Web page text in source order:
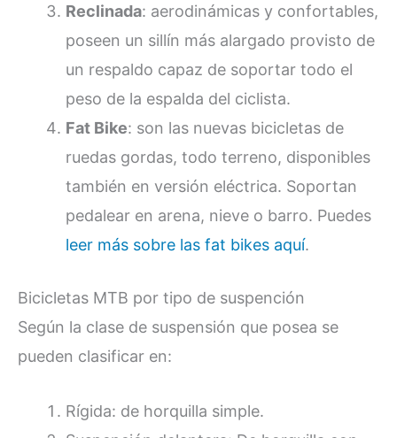
Reclinada: aerodinámicas y confortables,
poseen un sillín más alargado provisto de
un respaldo capaz de soportar todo el
peso de la espalda del ciclista.
Fat Bike: son las nuevas bicicletas de
ruedas gordas, todo terreno, disponibles
también en versión eléctrica. Soportan
pedalear en arena, nieve o barro. Puedes
leer más sobre las fat bikes aquí.
Bicicletas MTB por tipo de suspención
Según la clase de suspensión que posea se
pueden clasificar en:
Rígida: de horquilla simple.